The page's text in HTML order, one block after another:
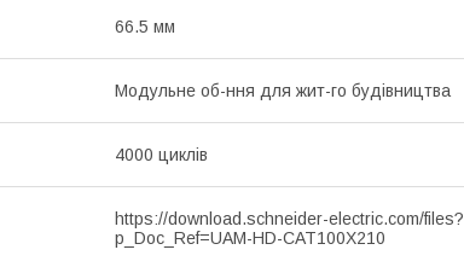
66.5 мм
Модульне об-ння для жит-го будівництва
4000 циклів
https://download.schneider-electric.com/files?
p_Doc_Ref=UAM-HD-CAT100X210